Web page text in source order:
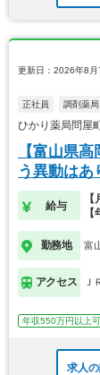
更新日：2026年8月
正社員 調剤薬局
ひかり薬局問屋
【富山県
う異動はあ
給与
勤務地 富
アクセス Ｊ
年収550万円以上可
求人